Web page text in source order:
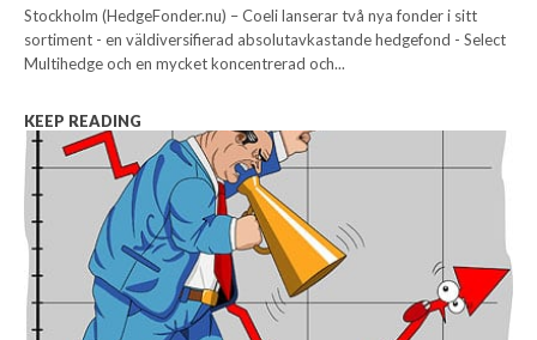
Stockholm (HedgeFonder.nu) – Coeli lanserar två nya fonder i sitt
sortiment - en väldiversifierad absolutavkastande hedgefond - Select
Multihedge och en mycket koncentrerad och...
KEEP READING